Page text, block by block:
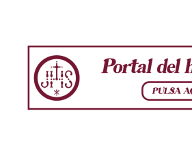
las
entradas